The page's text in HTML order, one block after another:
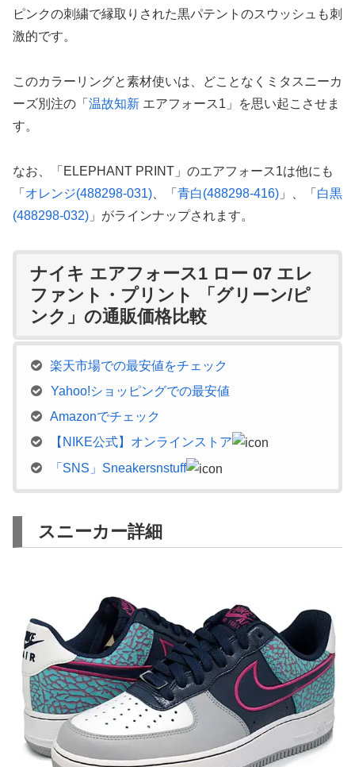
ピンクの刺繍で縁取りされた黒パテントのスウッシュも刺
激的です。
このカラーリングと素材使いは、どことなくミタスニーカ
ーズ別注の「 温故知新 エアフォース1」を思い起こさせま
す。
なお、「ELEPHANT PRINT」のエアフォース1は他にも
「 オレンジ(488298-031) 、「 青白(488298-416) 」、「 白黒
(488298-032) 」がラインナップされます。
ナイキ エアフォース1 ロー 07 エレ
ファント・プリント 「グリーン/ピ
ンク」の通販価格比較
楽天市場での最安値をチェック
Yahoo!ショッピングでの最安値
Amazonでチェック
【NIKE公式】オンラインストア
「SNS」Sneakersnstuff
スニーカー詳細